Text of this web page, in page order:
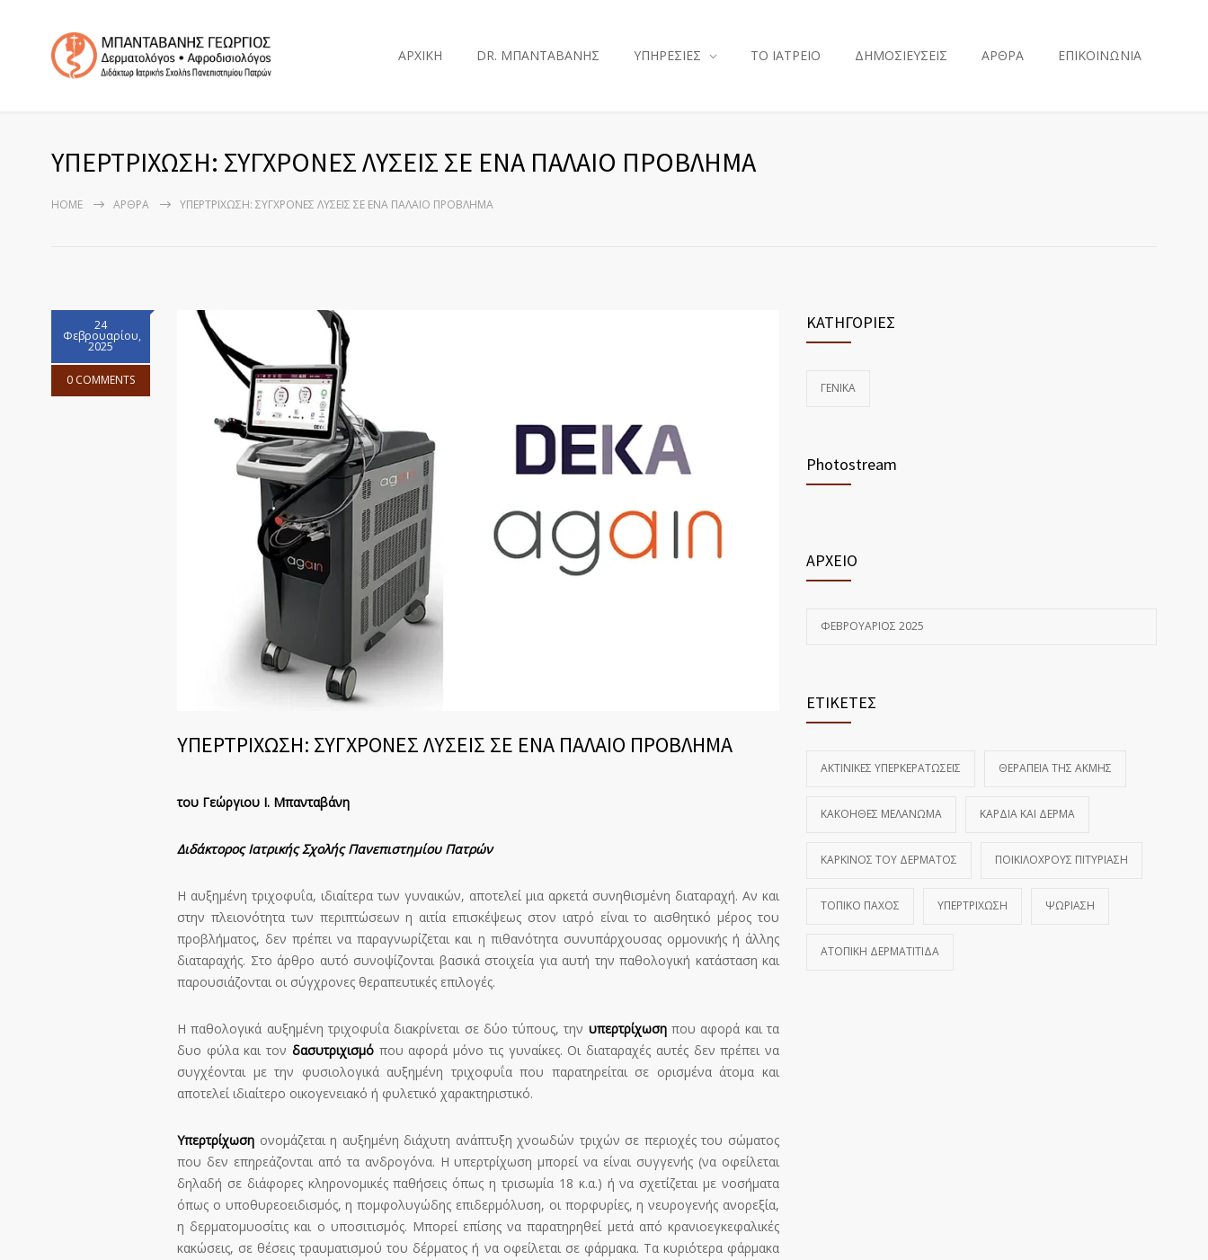
ΑΡΧΙΚΗ DR. ΜΠΑΝΤΑΒΑΝΗΣ ΥΠΗΡΕΣΙΕΣ ΤΟ ΙΑΤΡΕΙΟ ΔΗΜΟΣΙΕΥΣΕΙΣ ΑΡΘΡΑ ΕΠΙΚΟΙΝΩΝΙΑ
ΥΠΕΡΤΡΙΧΩΣΗ: ΣΥΓΧΡΟΝΕΣ ΛΥΣΕΙΣ ΣΕ ΕΝΑ ΠΑΛΑΙΟ ΠΡΟΒΛΗΜΑ
HOME ΑΡΘΡΑ ΥΠΕΡΤΡΙΧΩΣΗ: ΣΥΓΧΡΟΝΕΣ ΛΥΣΕΙΣ ΣΕ ΕΝΑ ΠΑΛΑΙΟ ΠΡΟΒΛΗΜΑ
24
Φεβρουαρίου,
2025
0 COMMENTS
ΥΠΕΡΤΡΙΧΩΣΗ: ΣΥΓΧΡΟΝΕΣ ΛΥΣΕΙΣ ΣΕ ΕΝΑ ΠΑΛΑΙΟ ΠΡΟΒΛΗΜΑ
του Γεώργιου Ι. Μπανταβάνη
Διδάκτορος Ιατρικής Σχολής Πανεπιστημίου Πατρών
Η αυξημένη τριχοφυΐα, ιδιαίτερα των γυναικών, αποτελεί μια αρκετά συνηθισμένη διαταραχή. Αν και
στην πλειονότητα των περιπτώσεων η αιτία επισκέψεως στον ιατρό είναι το αισθητικό μέρος του
προβλήματος, δεν πρέπει να παραγνωρίζεται και η πιθανότητα συνυπάρχουσας ορμονικής ή άλλης
διαταραχής. Στο άρθρο αυτό συνοψίζονται βασικά στοιχεία για αυτή την παθολογική κατάσταση και
παρουσιάζονται οι σύγχρονες θεραπευτικές επιλογές.
Η παθολογικά αυξημένη τριχοφυΐα διακρίνεται σε δύο τύπους, την υπερτρίχωσηπου αφορά και τα
δυο φύλα και τον δασυτριχισμόπου αφορά μόνο τις γυναίκες. Οι διαταραχές αυτές δεν πρέπει να
συγχέονται με την φυσιολογικά αυξημένη τριχοφυΐα που παρατηρείται σε ορισμένα άτομα και
αποτελεί ιδιαίτερο οικογενειακό ή φυλετικό χαρακτηριστικό.
Υπερτρίχωση ονομάζεται η αυξημένη διάχυτη ανάπτυξη χνοωδών τριχών σε περιοχές του σώματος
που δεν επηρεάζονται από τα ανδρογόνα. Η υπερτρίχωση μπορεί να είναι συγγενής (να οφείλεται
δηλαδή σε διάφορες κληρονομικές παθήσεις όπως η τρισωμία 18 κ.α.) ή να σχετίζεται με νοσήματα
όπως ο υποθυρεοειδισμός, η πομφολυγώδης επιδερμόλυση, οι πορφυρίες, η νευρογενής ανορεξία,
η δερματομυοσίτις και ο υποσιτισμός. Μπορεί επίσης να παρατηρηθεί μετά από κρανιοεγκεφαλικές
κακώσεις, σε θέσεις τραυματισμού του δέρματος ή να οφείλεται σε φάρμακα. Τα κυριότερα φάρμακα
ΚΑΤΗΓΟΡΙΕΣ
ΓΕΝΙΚΆ
Photostream
ΑΡΧΕΙΟ
ΦΕΒΡΟΥΆΡΙΟΣ 2025
ΕΤΙΚΕΤΕΣ
ΑΚΤΙΝΙΚΕΣ ΥΠΕΡΚΕΡΑΤΩΣΕΙΣ ΘΕΡΑΠΕΙΑ ΤΗΣ ΑΚΜΗΣ
ΚΑΚΟΗΘΕΣ ΜΕΛΑΝΩΜΑ ΚΑΡΔΙΑ ΚΑΙ ΔΕΡΜΑ
ΚΑΡΚΙΝΟΣ ΤΟΥ ΔΕΡΜΑΤΟΣ ΠΟΙΚΙΛΟΧΡΟΥΣ ΠΙΤΥΡΙΑΣΗ
ΤΟΠΙΚΟ ΠΑΧΟΣ ΥΠΕΡΤΡΙΧΩΣΗ ΨΩΡΙΑΣΗ
ΑΤΟΠΙΚΉ ΔΕΡΜΑΤΊΤΙΔΑ